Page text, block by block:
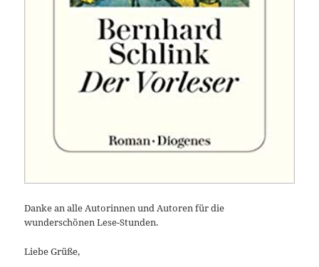
Danke an alle Autorinnen und Autoren für die
wunderschönen Lese-Stunden.
Liebe Grüße,